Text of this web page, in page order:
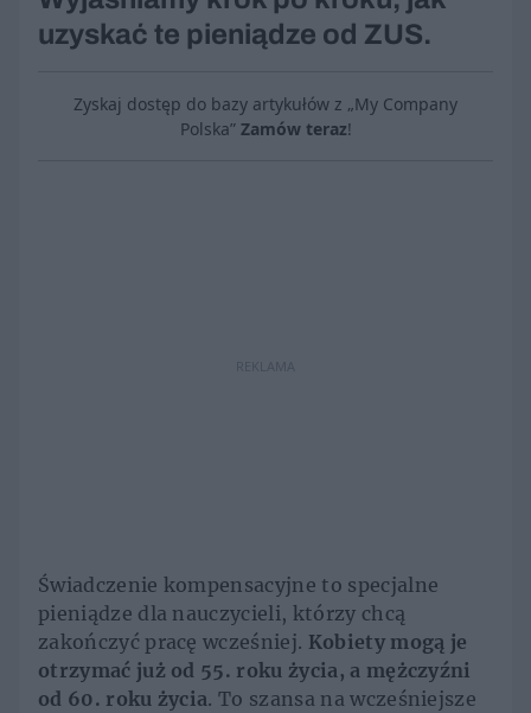
uzyskać te pieniądze od ZUS.
Zyskaj dostęp do bazy artykułów z „My Company
Polska” Zamów teraz!
REKLAMA
Świadczenie kompensacyjne to specjalne
pieniądze dla nauczycieli, którzy chcą
zakończyć pracę wcześniej. Kobiety mogą je
otrzymać już od 55. roku życia, a mężczyźni
od 60. roku życia. To szansa na wcześniejsze